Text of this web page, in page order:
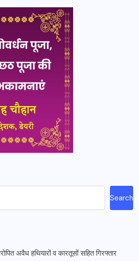
Search
अवैध हथियारों व कारतूसों सहित गिरफ्तार